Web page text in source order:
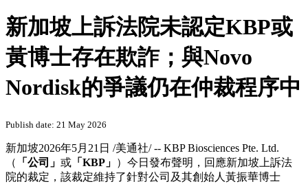
新加坡上訴法院未認定KBP或
黃博士存在欺詐；與Novo
Nordisk的爭議仍在仲裁程序中
Publish date: 21 May 2026
新加坡2026年5月21日 /美通社/ -- KBP Biosciences Pte. Ltd.
（
「公司」 或 「KBP」 ）今日發布聲明，回應新加坡上訴法
院的裁定，該裁定維持了針對公司及其創始人黃振華博士